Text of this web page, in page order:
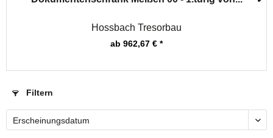
Hossbach Tresorbau
ab 962,67 € *
Filtern